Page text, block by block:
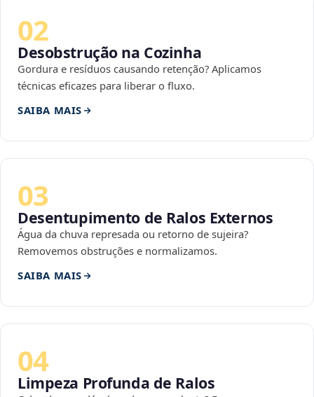
02
Desobstrução na Cozinha
Gordura e resíduos causando retenção? Aplicamos
técnicas eficazes para liberar o fluxo.
SAIBA MAIS
03
Desentupimento de Ralos Externos
Água da chuva represada ou retorno de sujeira?
Removemos obstruções e normalizamos.
SAIBA MAIS
04
Limpeza Profunda de Ralos